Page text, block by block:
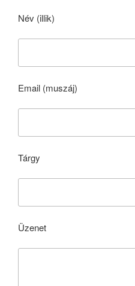
Név (illik)
Email (muszáj)
Tárgy
Üzenet